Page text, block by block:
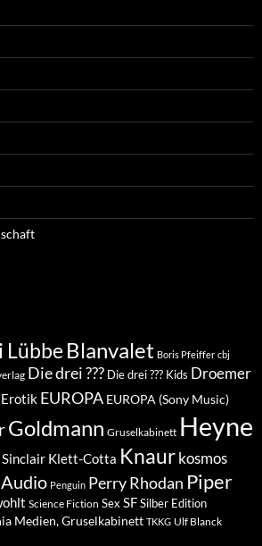
Lübbe Blanvalet Boris Pfeiffer cbj
Die drei ??? Die drei ??? Kids Droemer
Erotik EUROPA EUROPA (Sony Music)
Goldmann Gruselkabinett Heyne
Sinclair Klett-Cotta Knaur kosmos
Penguin Perry Rhodan Piper
Science Fiction Sex SFSilber Edition
Medien, Gruselkabinett TKKG Ulf Blanck